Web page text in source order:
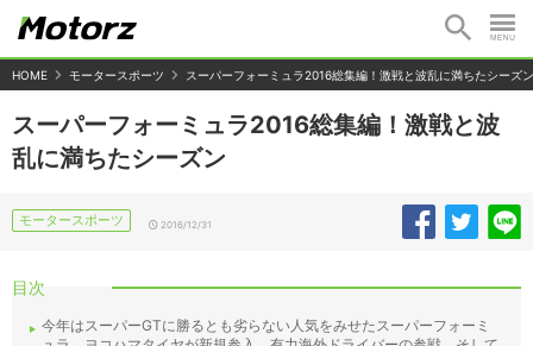
HOME モータースポーツ スーパーフォーミュラ2016総集編！激戦と波乱に満ちたシーズン
スーパーフォーミュラ2016総集編！激戦と波
乱に満ちたシーズン
モータースポーツ 2016/12/31
目次
今年はスーパーGTに勝るとも劣らない人気をみせたスーパーフォーミ